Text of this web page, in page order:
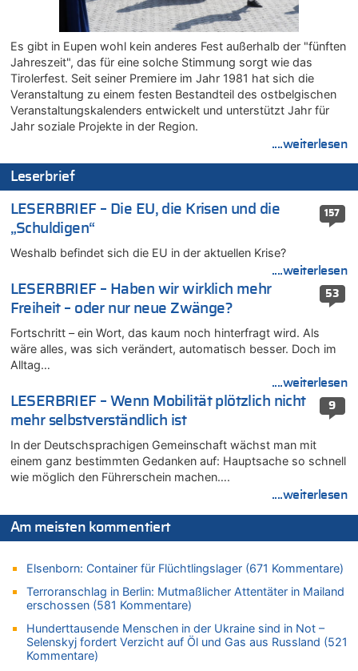
Zweite Hitzewelle in diesem Sommer ist jetzt amtlich
06.08.2026 - 14:11 von Dax zu
Zweite Hitzewelle in diesem Sommer ist jetzt amtlich
06.08.2026 - 14:11 von Wolfgang zu
Zurück an den Rhein: Hendrich wechselt zum 1. FC Köln
06.08.2026 - 13:59 von Chips zu
Wasserstand des Rheins in NRW so niedrig wie noch nie
06.08.2026 - 13:53 von Frage an den Hondsjong zu
06.08.2026 - 13:34 von Zeitzeuge zu
06.08.2026 - 13:27 von Hubert F. zu
Wasserstand des Rheins in NRW so niedrig wie noch nie
06.08.2026 - 13:20 von Speck für die Mâuse zu
FIFA-Spitze demonstriert Einigkeit trotz Kritik und neuer
Vorwürfe gegen Präsident Gianni Infantino
06.08.2026 - 12:41 von Hugo Egon Bernhard von Sinnen zu
Frau hörte Stimmen aus Haus des verstorbenen Nachbarn
06.08.2026 - 12:36 von Gärlinde zu
Aachen ab 11. August wieder Mekka des Pferdesports –
06.08.2026 - 12:26 von Guido Scholzen zu
Zweite Hitzewelle in diesem Sommer ist jetzt amtlich
06.08.2026 - 12:17 von Sparwasser zu
Zweite Hitzewelle in diesem Sommer ist jetzt amtlich
06.08.2026 - 12:13 von Dax zu
Zweite Hitzewelle in diesem Sommer ist jetzt amtlich
06.08.2026 - 12:13 von Heinz F. zu
Mehrere Menschen in Londons City niedergestochen
Zweite Hitzewelle in diesem Sommer ist jetzt amtlich
06.08.2026 - 12:08 von Medium zu
Frau hörte Stimmen aus Haus des verstorbenen Nachbarn
06.08.2026 - 11:52 von Hubert F. zu
Zweite Hitzewelle in diesem Sommer ist jetzt amtlich
Es gibt in Eupen wohl kein anderes Fest außerhalb der "fünften
Jahreszeit", das für eine solche Stimmung sorgt wie das
Tirolerfest. Seit seiner Premiere im Jahr 1981 hat sich die
Veranstaltung zu einem festen Bestandteil des ostbelgischen
Veranstaltungskalenders entwickelt und unterstützt Jahr für
Jahr soziale Projekte in der Region.
....weiterlesen
Leserbrief
157
LESERBRIEF – Die EU, die Krisen und die
„Schuldigen“
Weshalb befindet sich die EU in der aktuellen Krise?
....weiterlesen
53
LESERBRIEF – Haben wir wirklich mehr
Freiheit – oder nur neue Zwänge?
Fortschritt – ein Wort, das kaum noch hinterfragt wird. Als
wäre alles, was sich verändert, automatisch besser. Doch im
Alltag…
....weiterlesen
9
LESERBRIEF – Wenn Mobilität plötzlich nicht
mehr selbstverständlich ist
In der Deutschsprachigen Gemeinschaft wächst man mit
einem ganz bestimmten Gedanken auf: Hauptsache so schnell
wie möglich den Führerschein machen….
....weiterlesen
Am meisten kommentiert
Elsenborn: Container für Flüchtlingslager (671 Kommentare)
Terroranschlag in Berlin: Mutmaßlicher Attentäter in Mailand
erschossen (581 Kommentare)
Hunderttausende Menschen in der Ukraine sind in Not –
Selenskyj fordert Verzicht auf Öl und Gas aus Russland (521
Kommentare)